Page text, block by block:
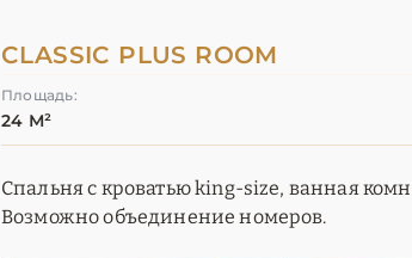
CLASSIC PLUS ROOM
Площадь:
24 М²
Спальня с кроватью king-size, ванная
Возможно объединение номеров.